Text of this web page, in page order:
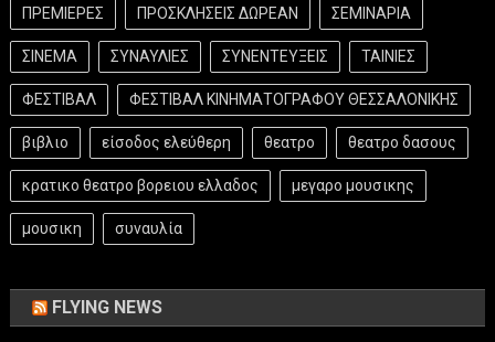
ΠΡΕΜΙΕΡΕΣ ΠΡΟΣΚΛΗΣΕΙΣ ΔΩΡΕΑΝ ΣΕΜΙΝΑΡΙΑ
ΣΙΝΕΜΑ ΣΥΝΑΥΛΙΕΣ ΣΥΝΕΝΤΕΥΞΕΙΣ ΤΑΙΝΙΕΣ
ΦΕΣΤΙΒΑΛ ΦΕΣΤΙΒΑΛ ΚΙΝΗΜΑΤΟΓΡΑΦΟΥ ΘΕΣΣΑΛΟΝΙΚΗΣ
βιβλιο είσοδος ελεύθερη θεατρο θεατρο δασους
κρατικο θεατρο βορειου ελλαδος μεγαρο μουσικης
μουσικη συναυλία
FLYING NEWS